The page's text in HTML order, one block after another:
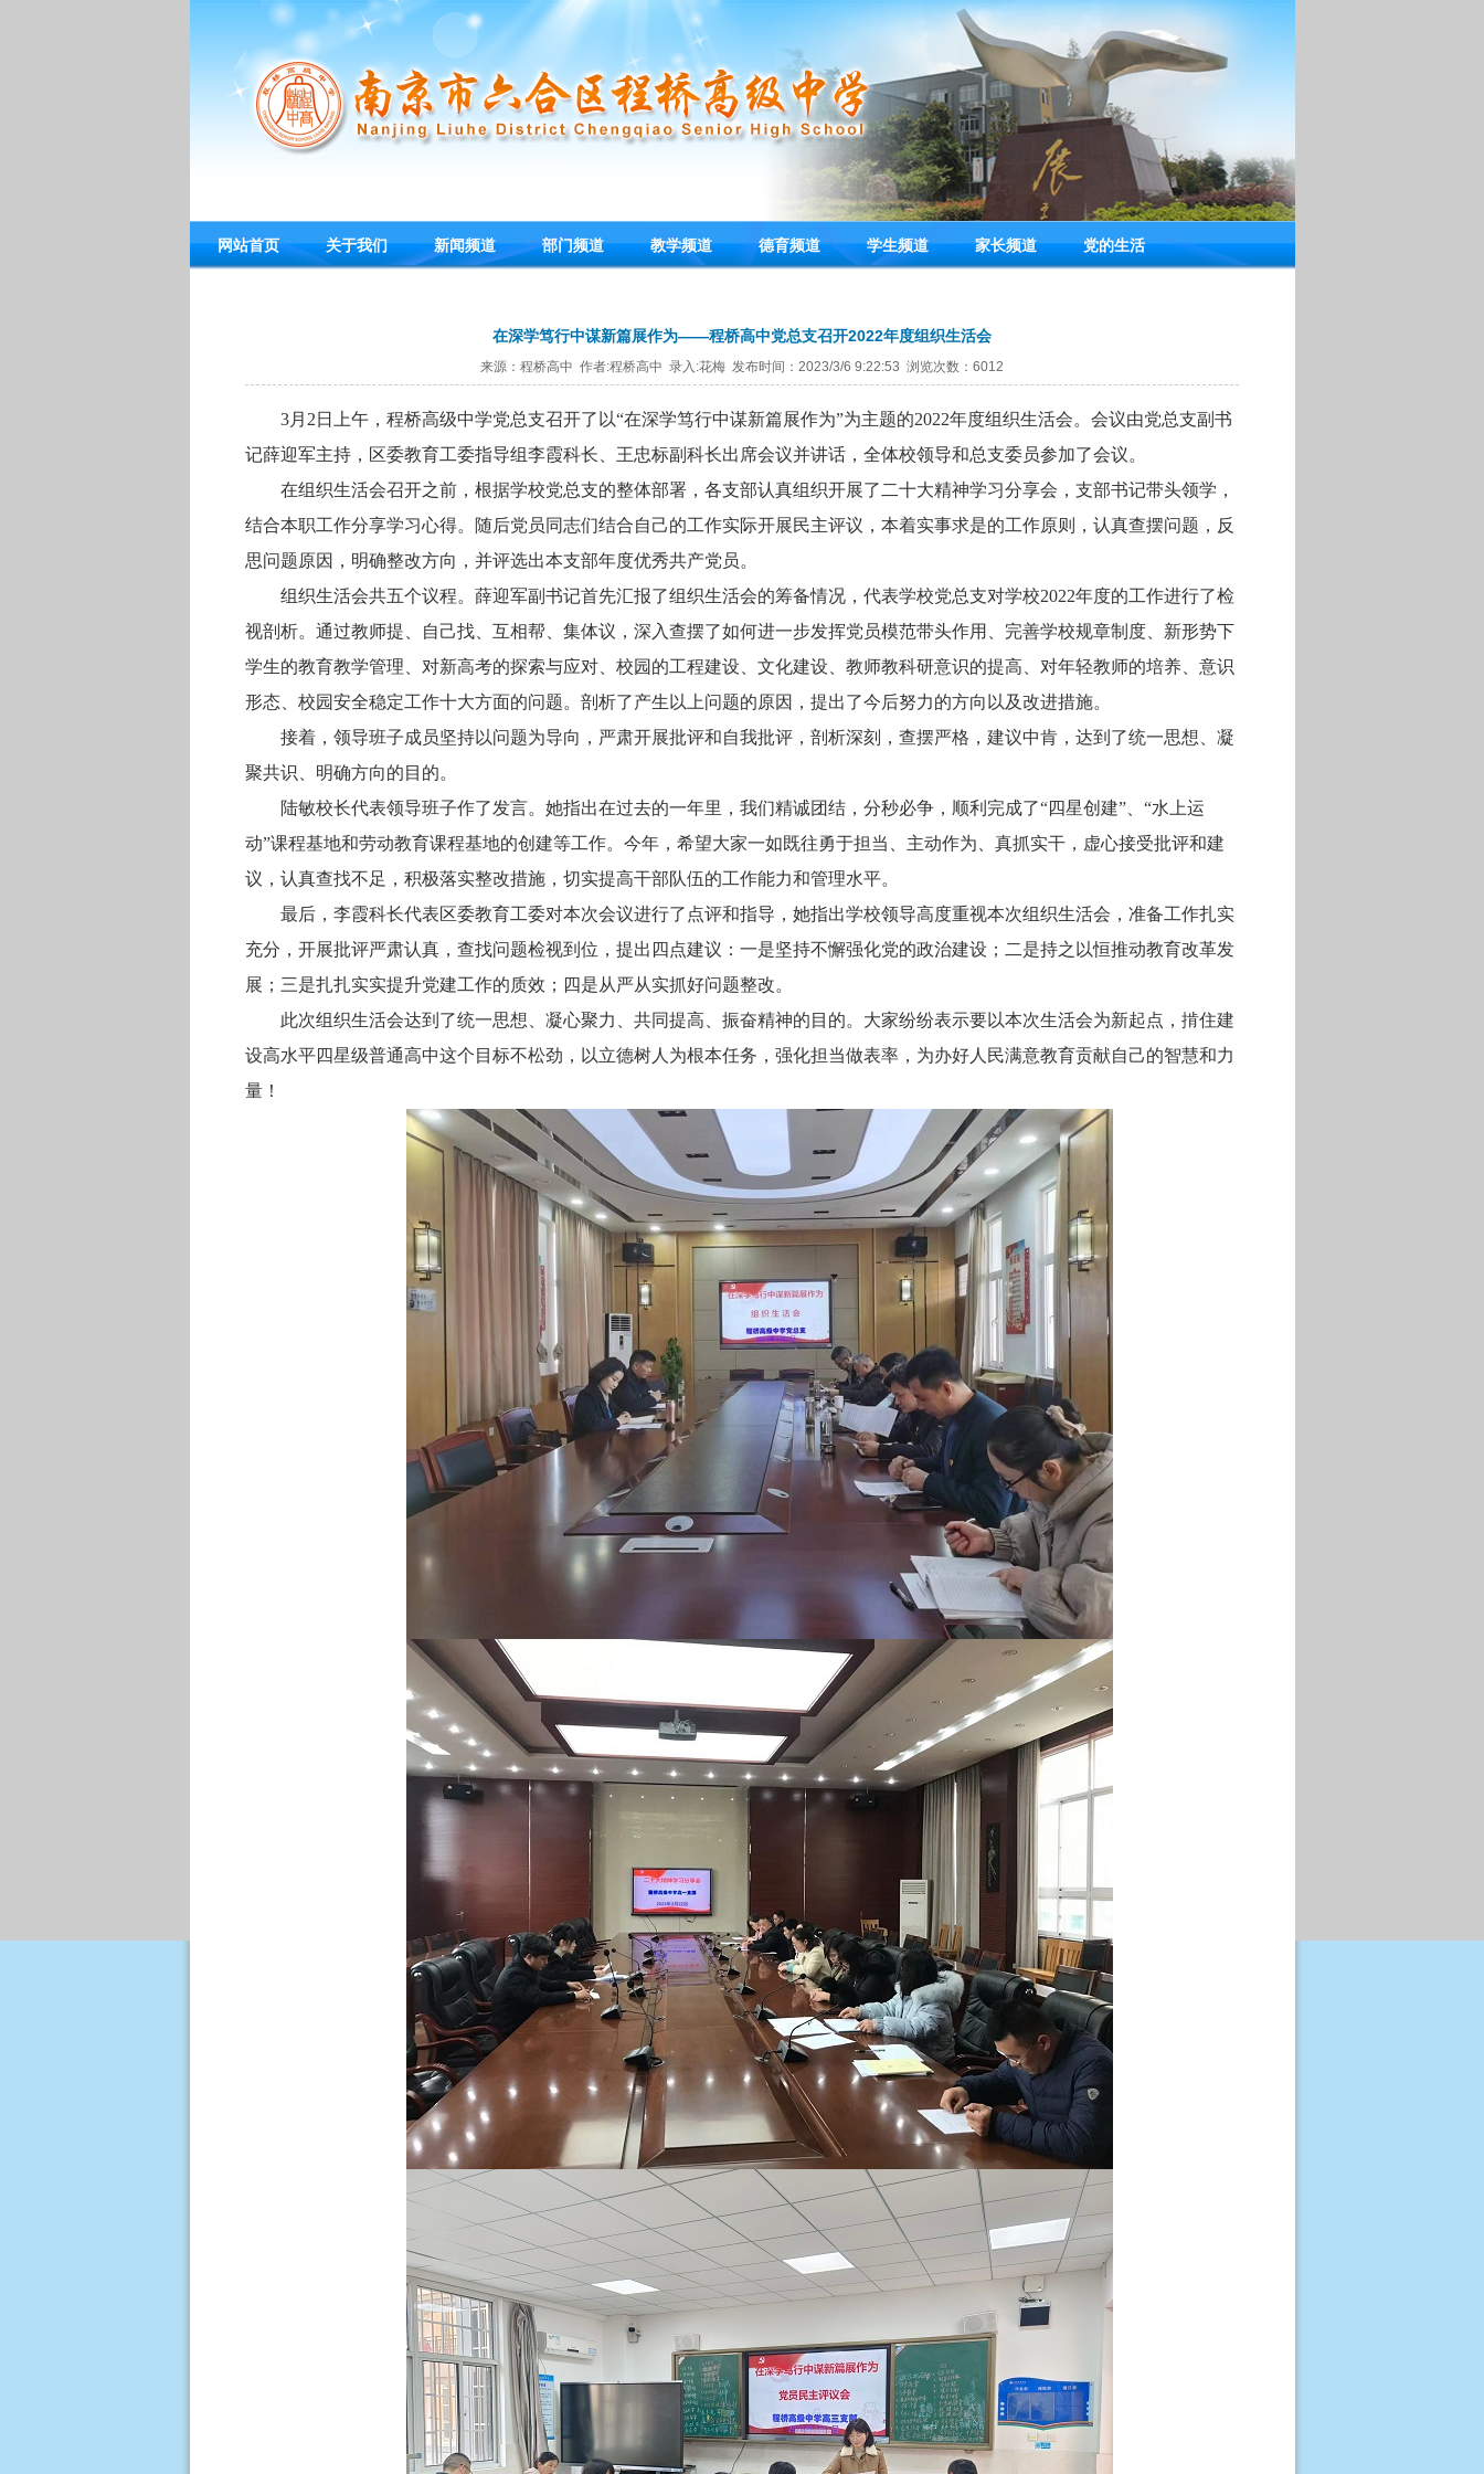
网站首页 关于我们 新闻频道 部门频道 教学频道 德育频道 学生频道 家长频道 党的生活
在深学笃行中谋新篇展作为——程桥高中党总支召开2022年度组织生活会
来源：程桥高中 作者:程桥高中 录入:花梅 发布时间：2023/3/6 9:22:53 浏览次数：6012
3月2日上午，程桥高级中学党总支召开了以“在深学笃行中谋新篇展作为”为主题的2022年度组织生活会。会议由党总支副书
记薛迎军主持，区委教育工委指导组李霞科长、王忠标副科长出席会议并讲话，全体校领导和总支委员参加了会议。
在组织生活会召开之前，根据学校党总支的整体部署，各支部认真组织开展了二十大精神学习分享会，支部书记带头领学，
结合本职工作分享学习心得。随后党员同志们结合自己的工作实际开展民主评议，本着实事求是的工作原则，认真查摆问题，反
思问题原因，明确整改方向，并评选出本支部年度优秀共产党员。
组织生活会共五个议程。薛迎军副书记首先汇报了组织生活会的筹备情况，代表学校党总支对学校2022年度的工作进行了检
视剖析。通过教师提、自己找、互相帮、集体议，深入查摆了如何进一步发挥党员模范带头作用、完善学校规章制度、新形势下
学生的教育教学管理、对新高考的探索与应对、校园的工程建设、文化建设、教师教科研意识的提高、对年轻教师的培养、意识
形态、校园安全稳定工作十大方面的问题。剖析了产生以上问题的原因，提出了今后努力的方向以及改进措施。
接着，领导班子成员坚持以问题为导向，严肃开展批评和自我批评，剖析深刻，查摆严格，建议中肯，达到了统一思想、凝
聚共识、明确方向的目的。
陆敏校长代表领导班子作了发言。她指出在过去的一年里，我们精诚团结，分秒必争，顺利完成了“四星创建”、“水上运
动”课程基地和劳动教育课程基地的创建等工作。今年，希望大家一如既往勇于担当、主动作为、真抓实干，虚心接受批评和建
议，认真查找不足，积极落实整改措施，切实提高干部队伍的工作能力和管理水平。
最后，李霞科长代表区委教育工委对本次会议进行了点评和指导，她指出学校领导高度重视本次组织生活会，准备工作扎实
充分，开展批评严肃认真，查找问题检视到位，提出四点建议：一是坚持不懈强化党的政治建设；二是持之以恒推动教育改革发
展；三是扎扎实实提升党建工作的质效；四是从严从实抓好问题整改。
此次组织生活会达到了统一思想、凝心聚力、共同提高、振奋精神的目的。大家纷纷表示要以本次生活会为新起点，掯住建
设高水平四星级普通高中这个目标不松劲，以立德树人为根本任务，强化担当做表率，为办好人民满意教育贡献自己的智慧和力
量！